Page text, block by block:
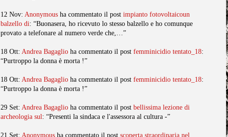
12 Nov: Anonymous ha commentato il post impianto fotovoltaicoun
balzello di: “Buonasera, ho ricevuto lo stesso balzello e ho comunque
provato a telefonare al numero verde che,…”
18 Ott: Andrea Bagaglio ha commentato il post femminicidio tentato_18:
“Purtroppo la donna è morta !”
18 Ott: Andrea Bagaglio ha commentato il post femminicidio tentato_18:
“Purtroppo la donna è morta !”
29 Set: Andrea Bagaglio ha commentato il post bellissima lezione di
archeologia sul : “Presenti la sindaca e l'assessora al cultura -”
21 Set: Anonymous ha commentato il post scoperta straordinaria nel